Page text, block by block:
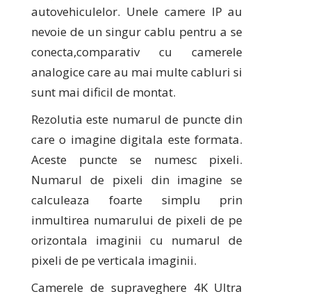
autovehiculelor. Unele camere IP au
nevoie de un singur cablu pentru a se
conecta,comparativ cu camerele
analogice care au mai multe cabluri si
sunt mai dificil de montat.
Rezolutia este numarul de puncte din
care o imagine digitala este formata.
Aceste puncte se numesc pixeli.
Numarul de pixeli din imagine se
calculeaza foarte simplu prin
inmultirea numarului de pixeli de pe
orizontala imaginii cu numarul de
pixeli de pe verticala imaginii.
Camerele de supraveghere 4K Ultra